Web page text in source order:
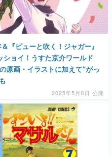
『ピューと吹く！ジャガー』
ョイ！うすた京介ワールド
原画・イラストに加えて“がっ
2025年5月8日 公開